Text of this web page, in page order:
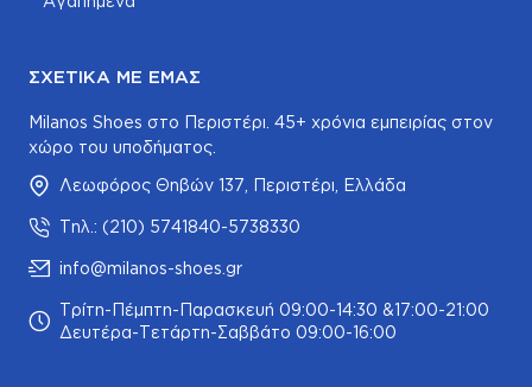
ΣΧΕΤΙΚΆ ΜΕ ΕΜΆΣ
Milanos Shoes στο Περιστέρι. 45+ χρόνια εμπειρίας στον
χώρο του υποδήματος.
Λεωφόρος Θηβών 137, Περιστέρι, Ελλάδα
Τηλ.: (210) 5741840-5738330
info@milanos-shoes.gr
Τρίτη-Πέμπτη-Παρασκευή 09:00-14:30 &17:00-21:00
Δευτέρα-Τετάρτη-Σαββάτο 09:00-16:00